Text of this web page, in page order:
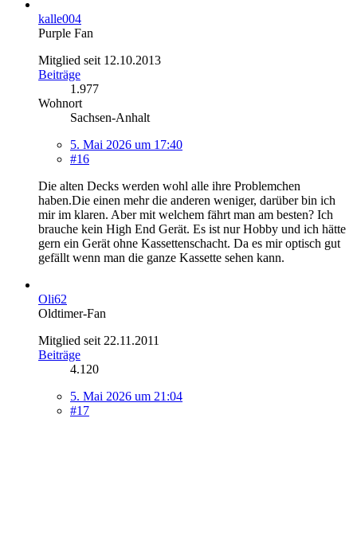
kalle004
Purple Fan
Mitglied seit 12.10.2013
Beiträge
1.977
Wohnort
Sachsen-Anhalt
5. Mai 2026 um 17:40
#16
Die alten Decks werden wohl alle ihre Problemchen
haben.Die einen mehr die anderen weniger, darüber bin ich
mir im klaren. Aber mit welchem fährt man am besten? Ich
brauche kein High End Gerät. Es ist nur Hobby und ich hätte
gern ein Gerät ohne Kassettenschacht. Da es mir optisch gut
gefällt wenn man die ganze Kassette sehen kann.
Oli62
Oldtimer-Fan
Mitglied seit 22.11.2011
Beiträge
4.120
5. Mai 2026 um 21:04
#17